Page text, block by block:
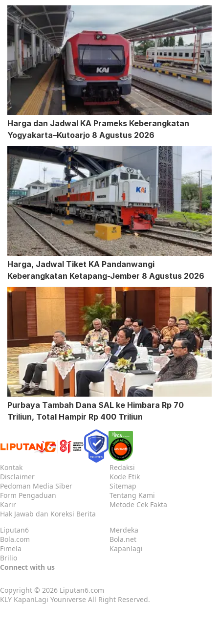
Harga dan Jadwal KA Prameks Keberangkatan
Yogyakarta–Kutoarjo 8 Agustus 2026
Harga, Jadwal Tiket KA Pandanwangi
Keberangkatan Ketapang-Jember 8 Agustus 2026
Purbaya Tambah Dana SAL ke Himbara Rp 70
Triliun, Total Hampir Rp 400 Triliun
Kontak
Redaksi
Disclaimer
Kode Etik
Pedoman Media Siber
Sitemap
Form Pengaduan
Tentang Kami
Karir
Metode Cek Fakta
Hak Jawab dan Koreksi Berita
Liputan6
Merdeka
Bola.com
Bola.net
Fimela
Kapanlagi
Brilio
Connect with us
Copyright © 2026 Liputan6.com
KLY KapanLagi Youniverse All Right Reserved.